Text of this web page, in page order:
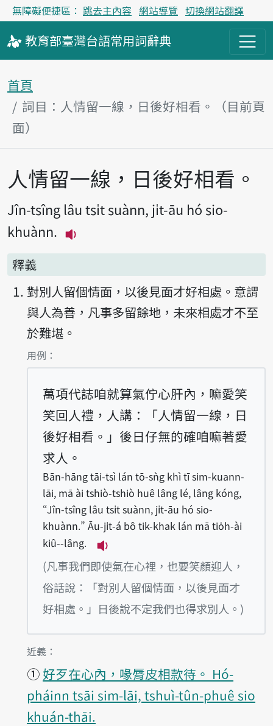
無障礙便捷區： 跳去主內容 網站導覽 切換網站翻譯
教育部臺灣台語常用詞辭典
首頁
詞目：人情留一線，日後好相看。（目前頁
面）
主內容區塊
人情留一線，日後好相看。
Jîn-tsîng lâu tsi̍t suànn, ji̍t-āu hó sio-
khuànn.
釋義
對別人留個情面，以後見面才好相處。意謂
與人為善，凡事多留餘地，未來相處才不至
於難堪。
第1項釋義的
用例：
萬項代誌咱就算氣佇心肝內，嘛愛笑
笑回人禮，人講：「人情留一線，日
後好相看。」後日仔無的確咱嘛著愛
求人。
Bān-hāng tāi-tsì lán tō-sǹg khì tī sim-kuann-
lāi, mā ài tshiò-tshiò huê lâng lé, lâng kóng,
“Jîn-tsîng lâu tsi̍t suànn, ji̍t-āu hó sio-
khuànn.” Āu-ji̍t-á bô tik-khak lán mā tio̍h-ài
kiû--lâng.
播放例句Bān-hāng tāi-tsì
(凡事我們即使氣在心裡，也要笑顏迎人，
俗話說：「對別人留個情面，以後見面才
好相處。」日後說不定我們也得求別人。)
第1項釋義的
近義：
① 好歹在心內，喙脣皮相款待。 Hó-
pháinn tsāi sim-lāi, tshuì-tûn-phuê sio
khuán-thāi.